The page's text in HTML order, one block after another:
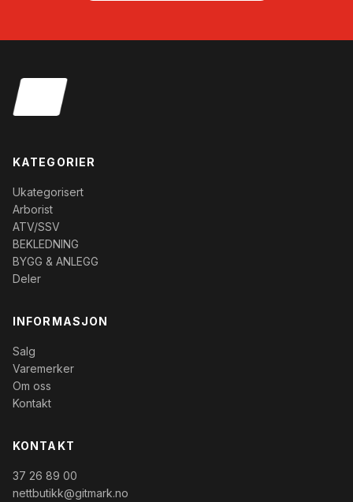
KATEGORIER
Ukategorisert
Arborist
ATV/SSV
BEKLEDNING
BYGG & ANLEGG
Deler
INFORMASJON
Salg
Varemerker
Om oss
Kontakt
KONTAKT
37 26 89 00
nettbutikk@gitmark.no